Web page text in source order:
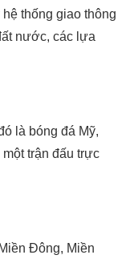
thống giao thông
nước, các lựa
là bóng đá Mỹ,
trận đấu trực
Đông, Miền